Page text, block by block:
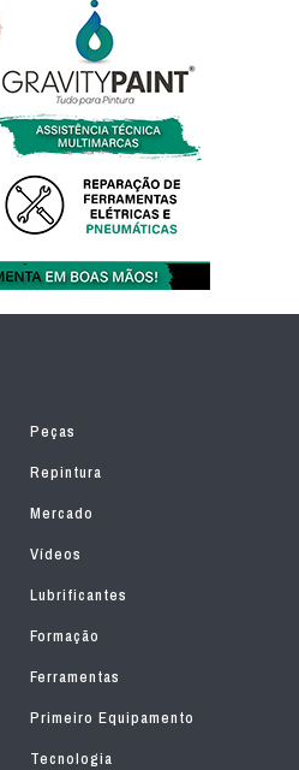
Peças
Repintura
Mercado
Vídeos
Lubrificantes
Formação
Ferramentas
Primeiro Equipamento
Tecnologia